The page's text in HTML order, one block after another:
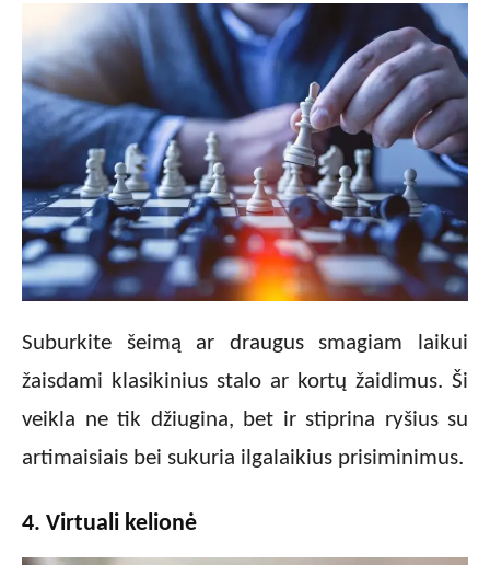
Suburkite šeimą ar draugus smagiam laikui
žaisdami klasikinius stalo ar kortų žaidimus. Ši
veikla ne tik džiugina, bet ir stiprina ryšius su
artimaisiais bei sukuria ilgalaikius prisiminimus.
4. Virtuali kelionė